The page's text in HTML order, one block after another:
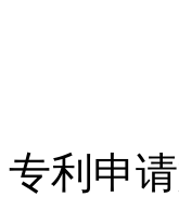
专利申